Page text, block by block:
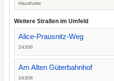
Haushalte
Weitere Straßen im Umfeld
Alice-Prausnitz-Weg
24306
Am Alten Güterbahnhof
24306